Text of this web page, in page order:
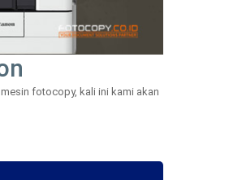
fotocopy, kali ini kami akan